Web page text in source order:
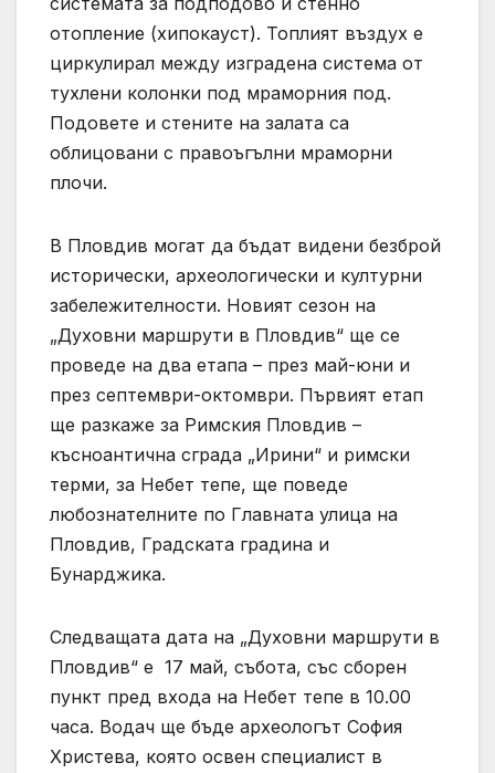
отопление (хипокауст). Топлият въздух е
циркулирал между изградена система от
тухлени колонки под мраморния под.
Подовете и стените на залата са
облицовани с правоъгълни мраморни
плочи.
В Пловдив могат да бъдат видени безброй
исторически, археологически и културни
забележителности. Новият сезон на
„Духовни маршрути в Пловдив“ ще се
проведе на два етапа – през май-юни и
през септември-октомври. Първият етап
ще разкаже за Римския Пловдив –
късноантична сграда „Ирини“ и римски
терми, за Небет тепе, ще поведе
любознателните по Главната улица на
Пловдив, Градската градина и
Бунарджика.
Следващата дата на „Духовни маршрути в
Пловдив“ е 17 май, събота, със сборен
пункт пред входа на Небет тепе в 10.00
часа. Водач ще бъде археологът София
Христева, която освен специалист в